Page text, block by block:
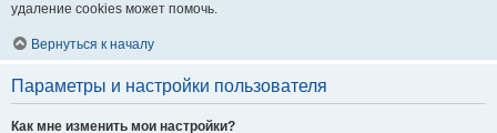
удаление cookies может помочь.
Вернуться к началу
Параметры и настройки пользователя
Как мне изменить мои настройки?